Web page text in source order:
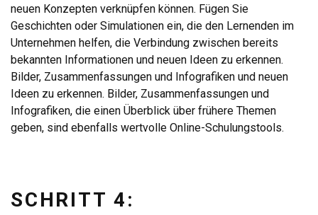
neuen Konzepten verknüpfen können. Fügen Sie
Geschichten oder Simulationen ein, die den Lernenden im
Unternehmen helfen, die Verbindung zwischen bereits
bekannten Informationen und neuen Ideen zu erkennen.
Bilder, Zusammenfassungen und Infografiken und neuen
Ideen zu erkennen. Bilder, Zusammenfassungen und
Infografiken, die einen Überblick über frühere Themen
geben, sind ebenfalls wertvolle Online-Schulungstools.
SCHRITT 4: